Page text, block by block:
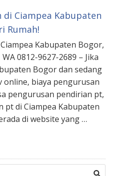
di Ciampea Kabupaten
Rumah!
Kabupaten Bogor,
0812-9627-2689 – Jika
Bogor dan sedang
online, biaya pengurusan
pengurusan pendirian pt,
pt di Ciampea Kabupaten
di website yang …